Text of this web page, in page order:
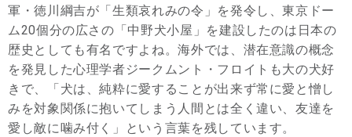
軍・徳川綱吉が「生類哀れみの令」を発令し、東京ドー
ム20個分の広さの「中野犬小屋」を建設したのは日本の
歴史としても有名ですよね。海外では、潜在意識の概念
を発見した心理学者ジークムント・フロイトも大の犬好
きで、「犬は、純粋に愛することが出来ず常に愛と憎し
みを対象関係に抱いてしまう人間とは全く違い、友達を
愛し敵に噛み付く」という言葉を残しています。